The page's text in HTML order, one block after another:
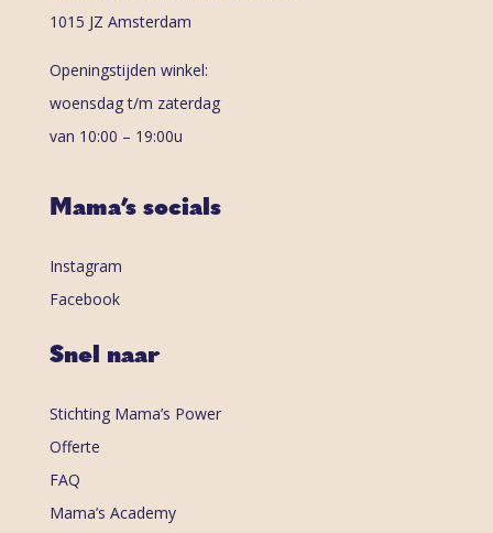
1015 JZ Amsterdam
Openingstijden winkel:
woensdag t/m zaterdag
van 10:00 – 19:00u
Mama’s socials
Instagram
Facebook
Snel naar
Stichting Mama’s Power
Offerte
FAQ
Mama’s Academy